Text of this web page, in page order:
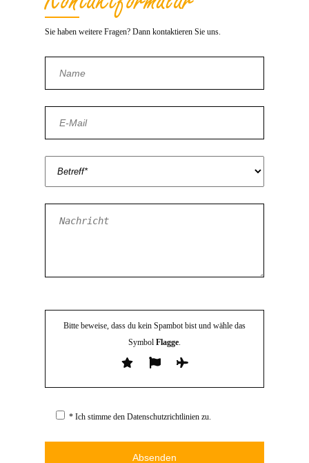
Sie haben weitere Fragen? Dann kontaktieren Sie uns.
Bitte beweise, dass du kein Spambot bist und wähle das
Symbol Flagge.
* Ich stimme den Datenschutzrichtlinien zu.